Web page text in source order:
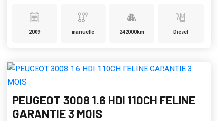
2009 manuelle 242000km Diesel
PEUGEOT 3008 1.6 HDI 110CH FELINE
GARANTIE 3 MOIS